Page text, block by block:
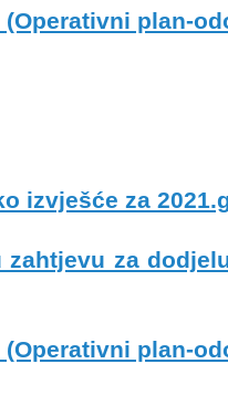
plan-
izvješće za
zahtjevu za
plan-